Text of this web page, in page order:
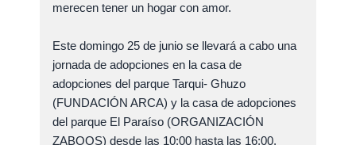
merecen tener un hogar con amor.
Este domingo 25 de junio se llevará a cabo una
jornada de adopciones en la casa de
adopciones del parque Tarqui- Ghuzo
(FUNDACIÓN ARCA) y la casa de adopciones
del parque El Paraíso (ORGANIZACIÓN
ZABOOS) desde las 10:00 hasta las 16:00.